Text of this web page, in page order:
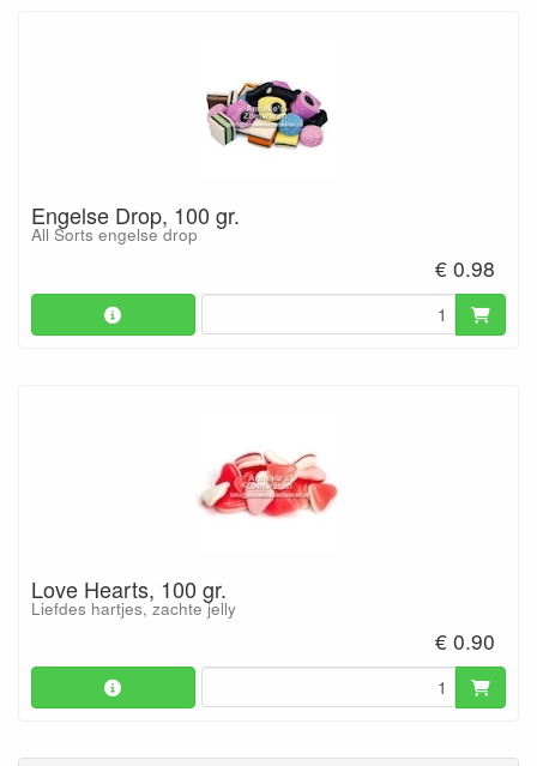
Engelse Drop, 100 gr.
All Sorts engelse drop
€ 0.98
Love Hearts, 100 gr.
Liefdes hartjes, zachte jelly
€ 0.90